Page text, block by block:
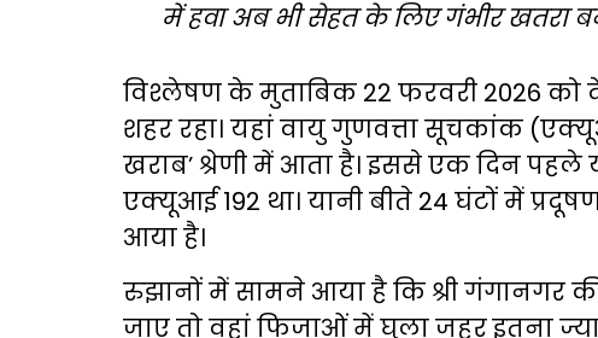
में हवा अब भी सेहत के लिए गंभीर खतरा
विश्लेषण के मुताबिक 22 फरवरी 2026 को
शहर रहा। यहां वायु गुणवत्ता सूचकांक
खराब’ श्रेणी में आता है। इससे एक दिन पहले
एक्यूआई 192 था। यानी बीते 24 घंटों में
आया है।
रुझानों में सामने आया है कि श्री गंगानगर
जाए तो वहां फिजाओं में घुला जहर इतना